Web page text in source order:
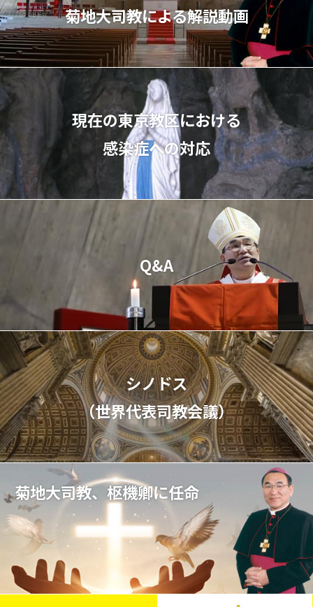
菊地⼤司教による解説動画
現在の東京教区における
感染症への対応
Q&A
シノドス
（世界代表司教会議）
菊地大司教、枢機卿に任命